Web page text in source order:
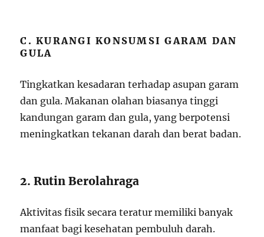
C. KURANGI KONSUMSI GARAM DAN
GULA
Tingkatkan kesadaran terhadap asupan garam
dan gula. Makanan olahan biasanya tinggi
kandungan garam dan gula, yang berpotensi
meningkatkan tekanan darah dan berat badan.
2. Rutin Berolahraga
Aktivitas fisik secara teratur memiliki banyak
manfaat bagi kesehatan pembuluh darah.